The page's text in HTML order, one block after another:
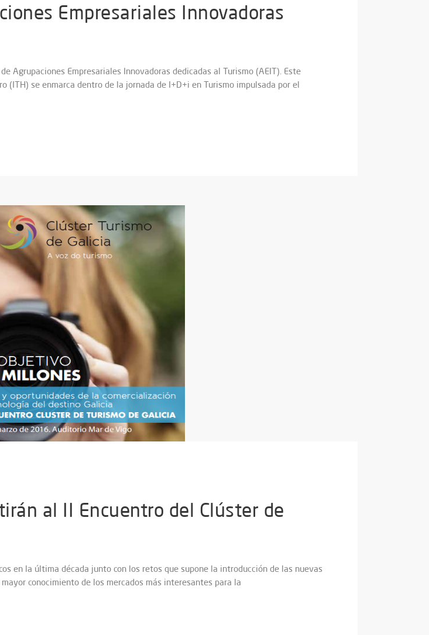
Empresariales Innovadoras
Agrupaciones Empresariales Innovadoras dedicadas al Turismo (AEIT). Este
se enmarca dentro de la jornada de I+D+i en Turismo impulsada por el
al II Encuentro del Clúster de
en la última década junto con los retos que supone la introducción de las nuevas
conocimiento de los mercados más interesantes para la